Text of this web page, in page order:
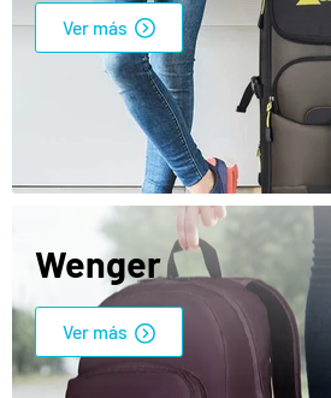
Ver más
Wenger
Ver más